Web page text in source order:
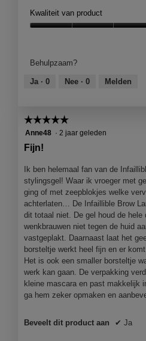
Kwaliteit van product
4
van
Behulpzaam?
Ja · 0 Nee · 0 Melden
☆☆☆☆☆
☆☆☆☆☆
5
van
sterren.
Anne48 · 2 jaar geleden
Fijn!
Ik ben helemaal fan van de
stylingsgel! Waar ik vroeger met
ging of met zeepblokjes welke
achterlaten… De Infaillible Brow
dit totaal niet. De gel houd de hele
wenkbrauwen niet tegen de huid
vastgeplakt. Daarnaast laat het
borsteltje werkt heel fijn en er
Het is ook een smaller borsteltje
werk kan gaan. De verpakking
kleine mascara en past makkelijk
ga hem zeker opmaken en
Beveelt dit product aan ✔ Ja